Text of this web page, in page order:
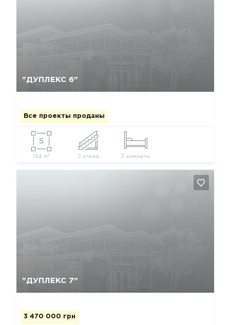
"ДУПЛЕКС 6"
Все проекты проданы
134 м 2 2 этажа 2 комнаты
"ДУПЛЕКС 7"
3 470 000 грн